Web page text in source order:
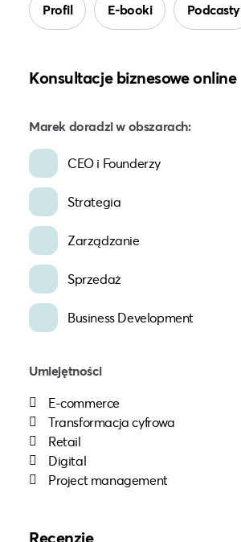
Profil E-booki Podcasty
Konsultacje biznesowe online
Marek doradzi w obszarach:
CEO i Founderzy
Strategia
Zarządzanie
Sprzedaż
Business Development
Umiejętności
E-commerce
Transformacja cyfrowa
Retail
Digital
Project management
Recenzje